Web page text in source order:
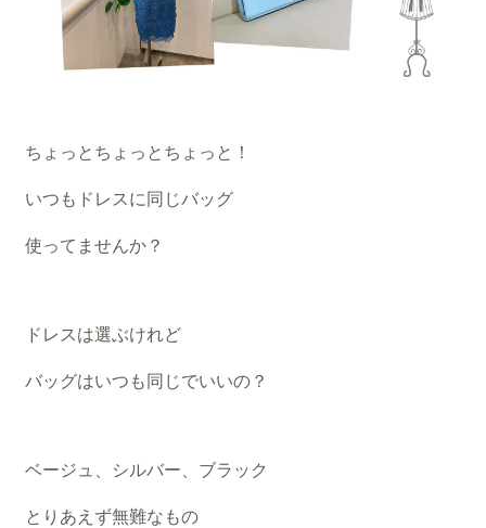
ちょっとちょっとちょっと！
いつもドレスに同じバッグ
使ってませんか？
ドレスは選ぶけれど
バッグはいつも同じでいいの？
ベージュ、シルバー、ブラック
とりあえず無難なもの